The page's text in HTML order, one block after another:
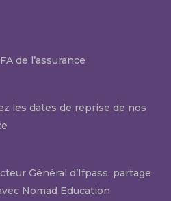
de l’assurance
les dates de reprise de nos
Général d’Ifpass, partage
Nomad Education